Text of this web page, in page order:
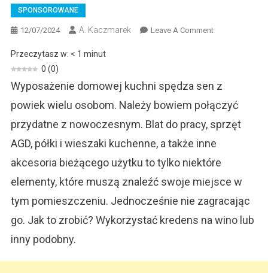
SPONSOROWANE
12/07/2024 A. Kaczmarek Leave A CommentOn
W
Domu
Przeczytasz w: < 1 minut
0 (0)
Wyposażenie domowej kuchni spędza sen z
powiek wielu osobom. Należy bowiem połączyć
przydatne z nowoczesnym. Blat do pracy, sprzęt
AGD, półki i wieszaki kuchenne, a także inne
akcesoria bieżącego użytku to tylko niektóre
elementy, które muszą znaleźć swoje miejsce w
tym pomieszczeniu. Jednocześnie nie zagracając
go. Jak to zrobić? Wykorzystać kredens na wino lub
inny podobny.